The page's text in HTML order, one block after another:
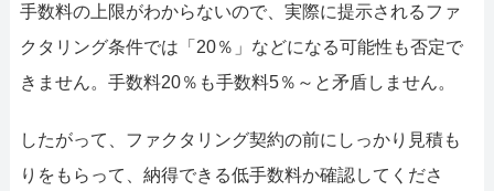
手数料の上限がわからないので、実際に提示されるファ
クタリング条件では「20％」などになる可能性も否定で
きません。手数料20％も手数料5％～と矛盾しません。
したがって、ファクタリング契約の前にしっかり見積も
りをもらって、納得できる低手数料か確認してくださ